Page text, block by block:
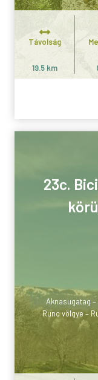
Távolság
19.5 km
23c.
Aknasugatag –
Runc völgye –